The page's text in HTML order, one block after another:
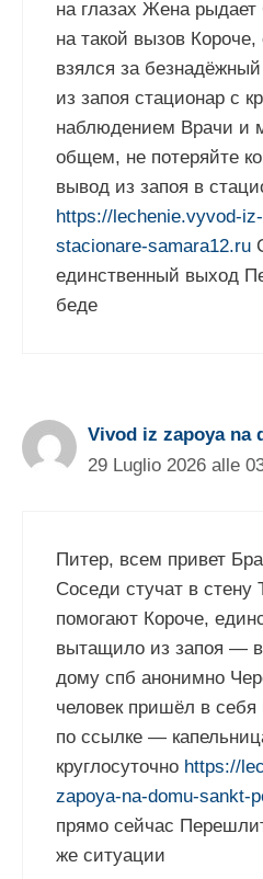
на глазах Жена рыдает
на такой вызов
взялся за
из запоя стационар с
наблюдением Врачи и
общем, не потеряйте
вывод из запоя в
https://lechenie.vyvod-
stacionare-samara12.ru
единственный выход
беде
Vivod iz zapoya na
29 Luglio 2026 alle
Питер, всем привет
Соседи стучат в стену
помогают Короче,
вытащило из запоя —
дому спб анонимно
человек пришёл в
по ссылке —
круглосуточно https://
zapoya-na-domu-sankt-
прямо сейчас
же ситуации